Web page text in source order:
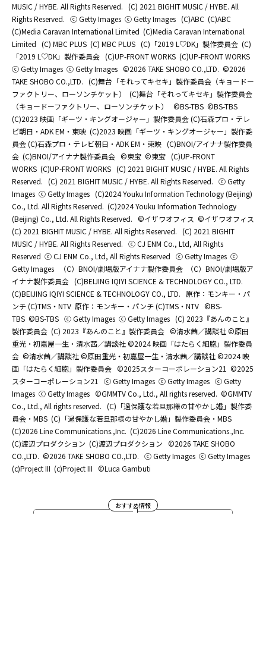
MUSIC / HYBE. All Rights Reserved. (C) 2021 BIGHIT MUSIC / HYBE. All
Rights Reserved. ⓒ Getty Images ⓒ Getty Images (C)ABC (C)ABC
(C)Media Caravan International Limited (C)Media Caravan International
Limited (C) MBC PLUS (C) MBC PLUS (C)「2019 L♡DK」製作委員会 (C)
「2019 L♡DK」製作委員会 (C)UP-FRONT WORKS (C)UP-FRONT WORKS
ⓒ Getty Images ⓒ Getty Images ©2026 TAKE SHOBO CO.,LTD. ©2026
TAKE SHOBO CO.,LTD. (C)舞台「それってキセキ」製作委員会（キョードー
ファクトリー、ローソンチケット）
(C)舞台「それってキセキ」製作委員会
（キョードーファクトリー、ローソンチケット）
©BS-TBS ©BS-TBS
(C)2023 映画「ギーツ・キングオージャー」製作委員会 (C)石森プロ・テレ
ビ朝日・ADK EM・東映 (C)2023 映画「ギーツ・キングオージャー」製作委
員会 (C)石森プロ・テレビ朝日・ADK EM・東映 (C)BNOI/アイナナ製作委員
会 (C)BNOI/アイナナ製作委員会 ©東宝 ©東宝 (C)UP-FRONT
WORKS (C)UP-FRONT WORKS (C) 2021 BIGHIT MUSIC / HYBE. All Rights
Reserved. (C) 2021 BIGHIT MUSIC / HYBE. All Rights Reserved. ⓒ Getty
Images ⓒ Getty Images (C)2024 Youku Information Technology (Beijing)
Co., Ltd. All Rights Reserved. (C)2024 Youku Information Technology
(Beijing) Co., Ltd. All Rights Reserved. ©イザワオフィス ©イザワオフィス
(C) 2021 BIGHIT MUSIC / HYBE. All Rights Reserved. (C) 2021 BIGHIT
MUSIC / HYBE. All Rights Reserved. ⓒ CJ ENM Co., Ltd, All Rights
Reserved ⓒ CJ ENM Co., Ltd, All Rights Reserved ⓒ Getty Images ⓒ
Getty Images
（C）BNOI/劇場版アイナナ製作委員会
（C）BNOI/劇場版ア
イナナ製作委員会 (C)BEIJING IQIYI SCIENCE & TECHNOLOGY CO., LTD.
(C)BEIJING IQIYI SCIENCE & TECHNOLOGY CO., LTD.
原作：モンキー・パ
ンチ (C)TMS・NTV 原作：モンキー・パンチ (C)TMS・NTV ©BS-
TBS ©BS-TBS ⓒ Getty Images ⓒ Getty Images (C) 2023『あんのこと』
製作委員会 (C) 2023『あんのこと』製作委員会 ©清水茜／講談社 ©原田
重光・初嘉屋一生・清水茜／講談社 ©2024 映画「はたらく細胞」製作委員
会 ©清水茜／講談社 ©原田重光・初嘉屋一生・清水茜／講談社 ©2024 映
画「はたらく細胞」製作委員会 ©2025スターコーポレーション21 ©2025
スターコーポレーション21
ⓒ Getty Images ⓒ Getty Images ⓒ Getty
Images ⓒ Getty Images ©GMMTV Co., Ltd., All rights reserved. ©GMMTV
Co., Ltd., All rights reserved. (C)「過保護な若旦那様の甘やかし婚」製作委
員会・MBS (C)「過保護な若旦那様の甘やかし婚」製作委員会・MBS
(C)2026 Line Communications.,Inc. (C)2026 Line Communications.,Inc.
(C)渡辺プロダクション (C)渡辺プロダクション ©2026 TAKE SHOBO
CO.,LTD. ©2026 TAKE SHOBO CO.,LTD. ⓒ Getty Images ⓒ Getty Images
(c)Project III (c)Project III ©Luca Gambuti
おすすめ情報